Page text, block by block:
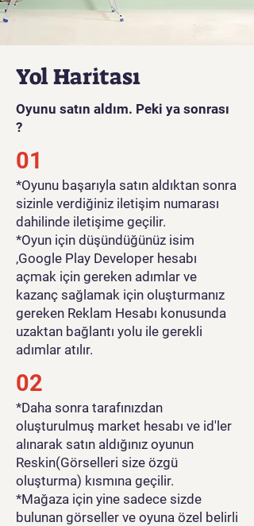
fast food kralı ol!
Oyun videosunu görmek için
tıklayınız
Yol Haritası
Oyunu satın aldım. Peki ya sonrası
?
01
*Oyunu başarıyla satın aldıktan sonra
sizinle verdiğiniz iletişim numarası
dahilinde iletişime geçilir.
*Oyun için düşündüğünüz isim
,Google Play Developer hesabı
açmak için gereken adımlar ve
kazanç sağlamak için oluşturmanız
gereken Reklam Hesabı konusunda
uzaktan bağlantı yolu ile gerekli
adımlar atılır.
02
*Daha sonra tarafınızdan
oluşturulmuş market hesabı ve id'ler
alınarak satın aldığınız oyunun
Reskin(Görselleri size özgü
oluşturma) kısmına geçilir.
*Mağaza için yine sadece sizde
bulunan görseller ve oyuna özel belirli